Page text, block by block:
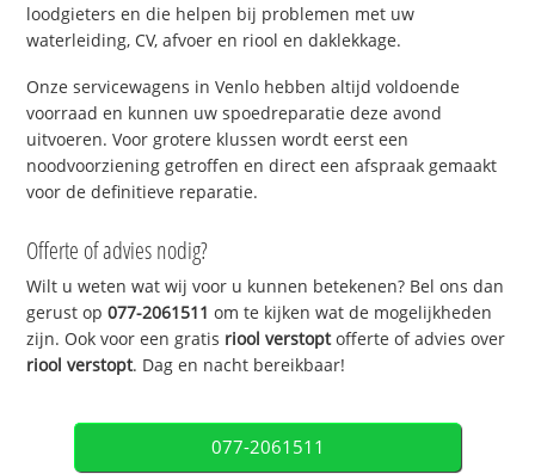
loodgieters en die helpen bij problemen met uw
waterleiding, CV, afvoer en riool en daklekkage.
Onze servicewagens in Venlo hebben altijd voldoende
voorraad en kunnen uw spoedreparatie deze avond
uitvoeren. Voor grotere klussen wordt eerst een
noodvoorziening getroffen en direct een afspraak gemaakt
voor de definitieve reparatie.
Offerte of advies nodig?
Wilt u weten wat wij voor u kunnen betekenen? Bel ons dan
gerust op077-2061511 om te kijken wat de mogelijkheden
zijn. Ook voor een gratis riool verstoptofferte of advies over
riool verstopt. Dag en nacht bereikbaar!
077-2061511